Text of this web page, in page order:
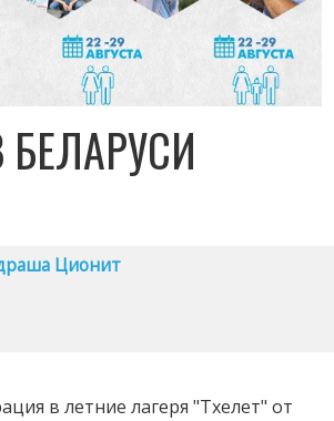
БЕЛАРУСИ
Ционит
в летние лагеря "Тхелет" от